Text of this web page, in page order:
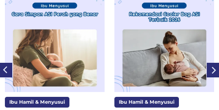
Ibu Hamil & Menyusui Ibu dan Anak